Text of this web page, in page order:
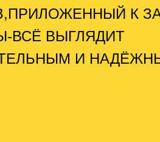
К
ВСЁ ВЫГЛЯДИТ
И